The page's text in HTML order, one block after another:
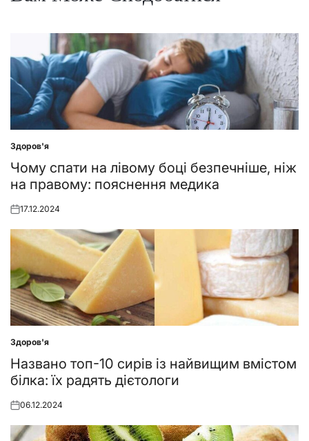
Posted
in
Здоров'я
Чому спати на лівому боці безпечніше, ніж
на правому: пояснення медика
Posted
17.12.2024
Posted
in
Здоров'я
Названо топ-10 сирів із найвищим вмістом
білка: їх радять дієтологи
Posted
06.12.2024